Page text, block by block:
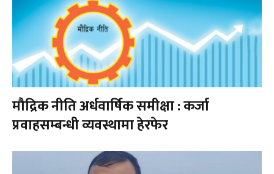
मौद्रिक नीति अर्धवार्षिक समीक्षा : कर्जा
प्रवाहसम्बन्धी व्यवस्थामा हेरफेर